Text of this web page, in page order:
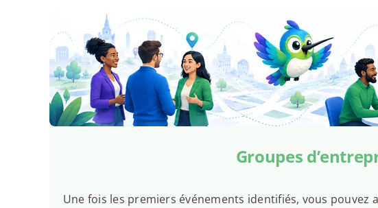
Groupes
Une fois les premiers événements identifiés, vous pouvez